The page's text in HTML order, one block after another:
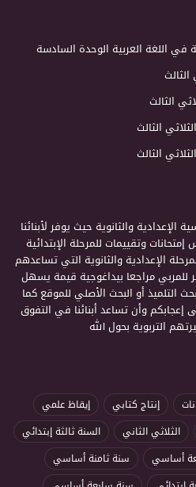
في اللغة العربية الوحدة السادسة
الثالث
الثالث
الثالث
الثالث
الإعدادية والثانوية حيث يوفر لأبنائنا
وتقييمات للمرحلة الإبتدائية
الإعدادية والثانوية التي تساعدهم
للمربي مراجعا بيداغوجية قيمة يسهل
التلميذ أو البحث الأصلي للموقع كما
وأن تساعد أبنائنا في التفوق
التربوية بحول الله
إنتاج كتابي
إيقاظ علمي
الثلاثي الثاني
السنة ثالثة إبتدائي
أساسي
سنة ثامنة أساسي